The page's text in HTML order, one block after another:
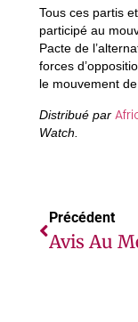
Tous ces partis
participé au
Pacte de
forces
le mouvement
Distribué par
Watch.
Précédent